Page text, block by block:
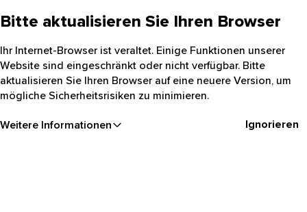
Bitte aktualisieren Sie Ihren Browser
Ihr Internet-Browser ist veraltet. Einige Funktionen unserer
Website sind eingeschränkt oder nicht verfügbar. Bitte
aktualisieren Sie Ihren Browser auf eine neuere Version, um
mögliche Sicherheitsrisiken zu minimieren.
Weitere Informationen Ignorieren